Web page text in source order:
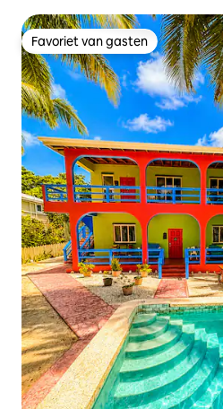
Favoriet van gasten
Favoriet van gasten